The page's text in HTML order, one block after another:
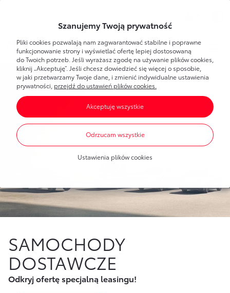
Szanujemy Twoją prywatność
Pliki cookies pozwalają nam zagwarantować stabilne i poprawne
funkcjonowanie strony i wyświetlać ofertę lepiej dostosowaną
do Twoich potrzeb. Jeśli wyrażasz zgodę na używanie plików cookies,
kliknij „Akceptuję”. Jeśli chcesz dowiedzieć się więcej o sposobie,
w jaki przetwarzamy Twoje dane, i zmienić indywidualne ustawienia
prywatności, przejdź do ustawień plików cookies.
Akceptuję wszystkie
Odrzucam wszystkie
Ustawienia plików cookies
Dla Ciebie
Produktydla każdego
Konta bankowe
Finansowanie Toyoty
Finansowanie Lexusa
Ubezpieczenia
Usługi Dilera
Dla Firmy
Finansowanie Lexusa
Finansowanie aut dostawczych
Finansowanie Floty
Konta firmowe
Oszczędzanie
ToyotaBank
Poznaj Bankowość Elektroniczną
Pierwsze logowanie
Umawianie wizyt w banku
Oprocentowanie
Mobilna Autoryzacja
ToyotaLeasing
Poznaj Portal Klienta
Zawarcie umowy online
Tabela opłat i prowizji
Strefa klienta
ToyotaBank
ToyotaLeasing
SAMOCHODY
DOSTAWCZE
Odkryj ofertę specjalną leasingu!